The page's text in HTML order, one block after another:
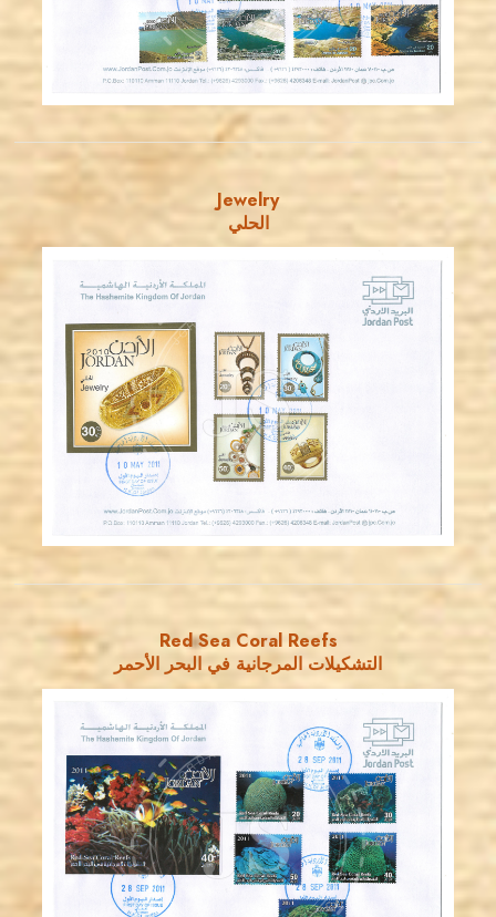
EST. 2007
Jewelry
الحلي
JS
JORDANSTAMPS.COM
EST. 2007
Red Sea Coral Reefs
التشكيلات المرجانية في البحر الأحمر
JS
JORDANSTAMPS.COM